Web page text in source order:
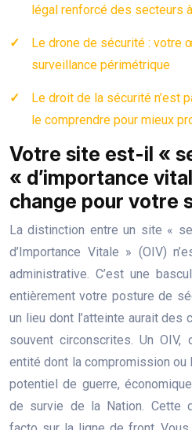
légal renforcé des secteurs
Le drone de sécurité : votre
surveillance périmétrique
Le droit de la sécurité n’est
le comprendre pour mieux
Votre site est-il «
« d’importance
change pour votre
La distinction entre un site «
d’Importance Vitale » (OIV)
administrative. C’est une
entièrement votre posture de
un lieu dont l’atteinte aurait des
souvent circonscrites. Un OIV,
entité dont la compromission ou
potentiel de guerre,
de survie de la Nation. Cette